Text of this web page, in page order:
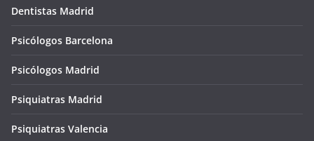
Dentistas Madrid
Psicólogos Barcelona
Psicólogos Madrid
Psiquiatras Madrid
Psiquiatras Valencia